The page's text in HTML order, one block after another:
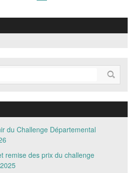
du Challenge Départemental
remise des prix du challenge